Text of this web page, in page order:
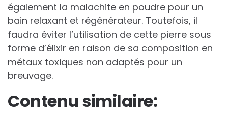
également la malachite en poudre pour un
bain relaxant et régénérateur. Toutefois, il
faudra éviter l’utilisation de cette pierre sous
forme d’élixir en raison de sa composition en
métaux toxiques non adaptés pour un
breuvage.
Contenu similaire: